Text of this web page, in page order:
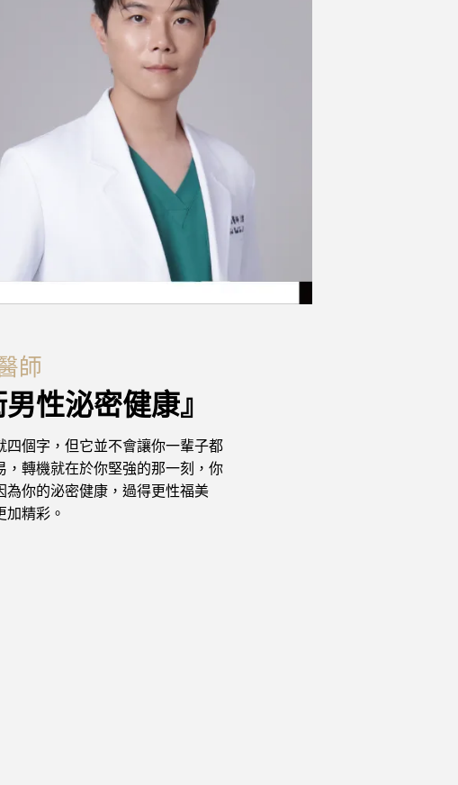
師
男性泌密健康』
四個字，但它並不會讓你一輩子都
，轉機就在於你堅強的那一刻，你
為你的泌密健康，過得更性福美
加精彩。